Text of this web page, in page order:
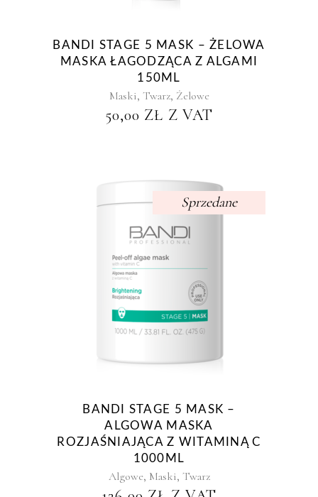
BANDI STAGE 5 MASK – ŻELOWA
MASKA ŁAGODZĄCA Z ALGAMI
150ML
Maski, Twarz, Żelowe
50,00 ZŁ Z VAT
Sprzedane
BANDI STAGE 5 MASK –
ALGOWA MASKA
ROZJAŚNIAJĄCA Z WITAMINĄ C
1000ML
Algowe, Maski, Twarz